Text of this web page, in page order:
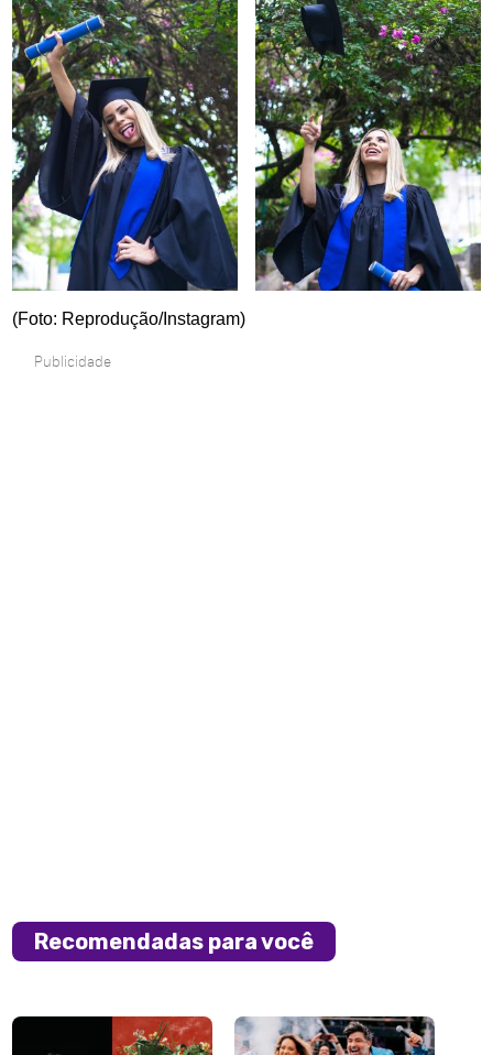
(Foto: Reprodução/Instagram)
Publicidade
Recomendadas para você